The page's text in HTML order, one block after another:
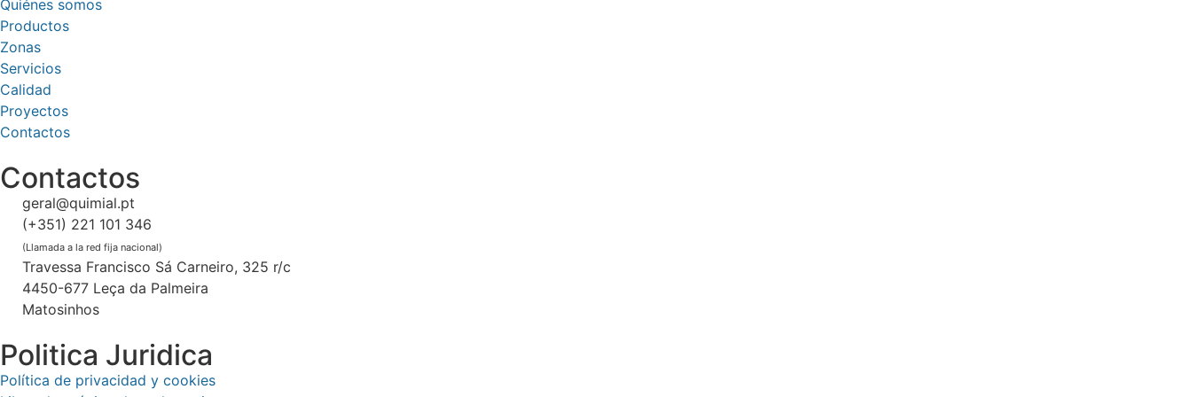
Quiénes somos
Productos
Zonas
Servicios
Calidad
Proyectos
Contactos
Contactos
geral@quimial.pt
(+351) 221 101 346
(Llamada a la red fija nacional)
Travessa Francisco Sá Carneiro, 325 r/c
4450-677 Leça da Palmeira
Matosinhos
Politica Juridica
Política de privacidad y cookies